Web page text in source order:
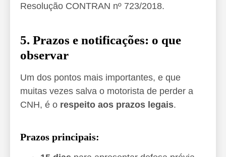
Resolução CONTRAN nº 723/2018.
5. Prazos e notificações: o que
observar
Um dos pontos mais importantes, e que
muitas vezes salva o motorista de perder a
CNH, é o respeito aos prazos legais.
Prazos principais: